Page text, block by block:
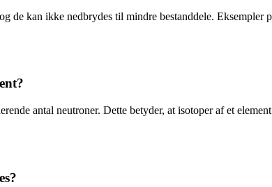
de kan ikke nedbrydes til mindre bestanddele.
antal neutroner. Dette betyder, at isotoper af et